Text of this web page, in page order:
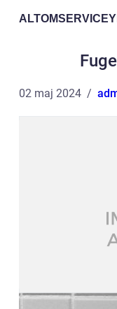
02 maj 2024